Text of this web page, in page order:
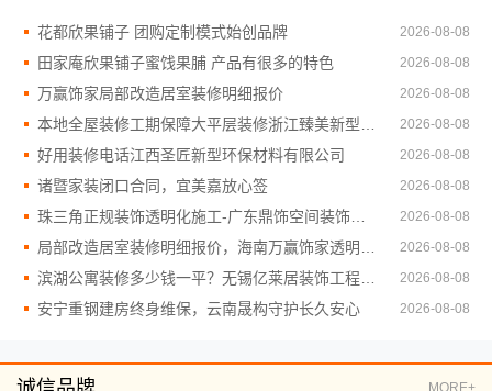
花都欣果铺子 团购定制模式始创品牌 2026-08-08
田家庵欣果铺子蜜饯果脯 产品有很多的特色 2026-08-08
万赢饰家局部改造居室装修明细报价 2026-08-08
2026-08-08
好用装修电话江西圣匠新型环保材料有限公司 2026-08-08
诸暨家装闭口合同，宜美嘉放心签 2026-08-08
2026-08-08
2026-08-08
2026-08-08
安宁重钢建房终身维保，云南晟构守护长久安心 2026-08-08
MORE+